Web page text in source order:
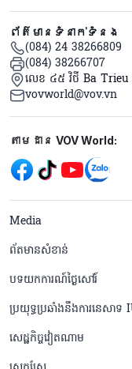
ព័ត៌មានទំនាក់ទំនង
(084) 24 38266809
(084) 38266707
លេខ ៤៥ វិថី Ba Trieu
vovworld@vov.vn
Mạng xã hội
តាមដាន VOV World:
menu footer
Media
ព័តមានសំខាន់
បទយកការណ៍ថ្ងៃសៅរ៍
ប្រយុទ្ធប្រឆាំងនឹងការនេសាទ
សេដ្ឋកិច្ចវៀតណាម